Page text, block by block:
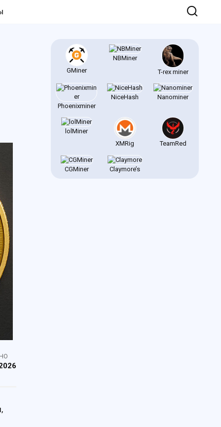
GMiner
NBMiner
T-rex miner
Phoenixminer
NiceHash Nanominer
lolMiner
XMRig
TeamRed
CGMiner Claymore’s